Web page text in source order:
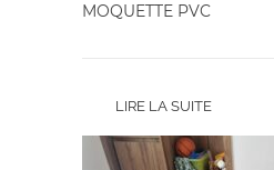
MOQUETTE PVC
LIRE LA SUITE